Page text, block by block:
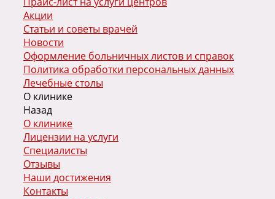
Акции
Статьи и советы врачей
Новости
Оформление больничных листов и справок
Политика обработки персональных данных
Лечебные столы
О клинике
Назад
О клинике
Лицензии на услуги
Специалисты
Отзывы
Наши достижения
Контакты